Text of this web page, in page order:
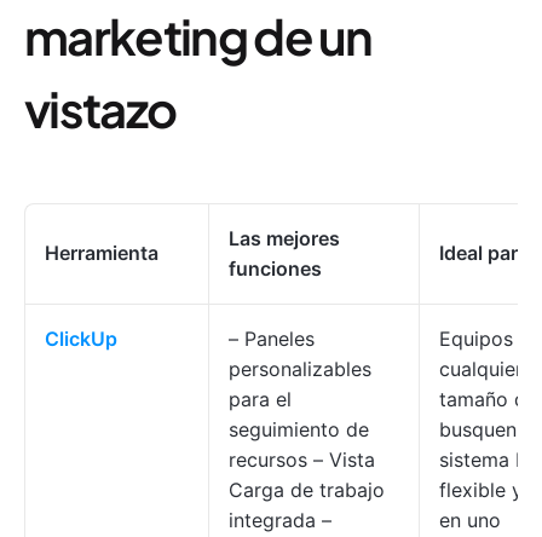
marketing de un
vistazo
Herramienta
Las mejores
funciones
Ideal para
ClickUp
– Paneles
personalizables
para el
seguimiento de
recursos – Vista
Carga de trabajo
integrada –
Equipos de
cualquier
tamaño
busquen
sistema
flexible y
en uno